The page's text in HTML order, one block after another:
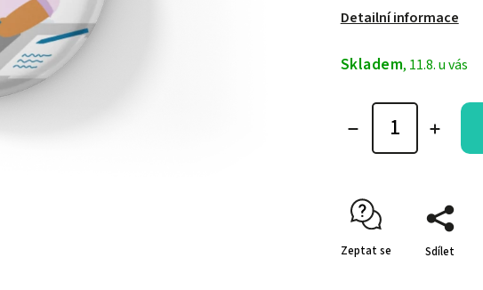
Detailní informace
Skladem, 11.8. u vás
Zeptat se Sdílet